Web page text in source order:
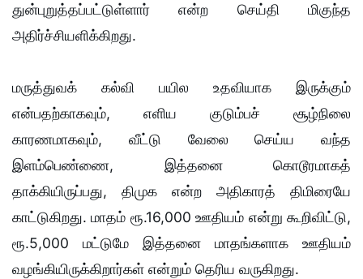
துன்புறுத்தப்பட்டுள்ளார் என்ற செய்தி மிகுந்த
அதிர்ச்சியளிக்கிறது.
மருத்துவக் கல்வி பயில உதவியாக இருக்கும்
என்பதற்காகவும், எளிய குடும்பச் சூழ்நிலை
காரணமாகவும், வீட்டு வேலை செய்ய வந்த
இளம்பெண்ணை, இத்தனை கொடூரமாகத்
தாக்கியிருப்பது, திமுக என்ற அதிகாரத் திமிரையே
காட்டுகிறது. மாதம் ரூ.16,000 ஊதியம் என்று கூறிவிட்டு,
ரூ.5,000 மட்டுமே இத்தனை மாதங்களாக ஊதியம்
வழங்கியிருக்கிறார்கள் என்றும் தெரிய வருகிறது.